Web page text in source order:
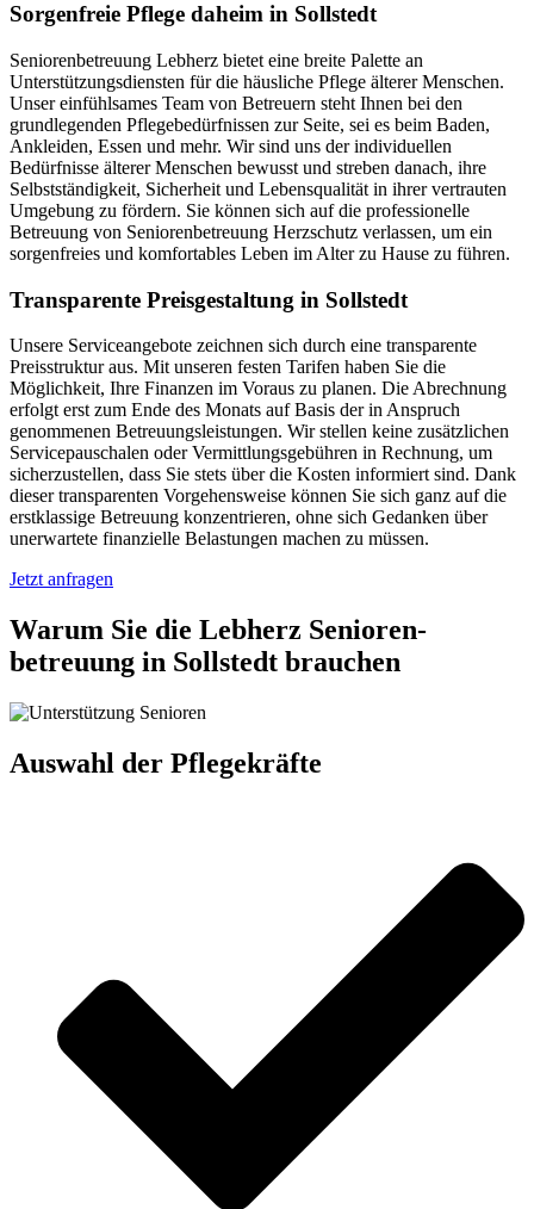
Sorgenfreie Pflege daheim in Sollstedt
Seniorenbetreuung Lebherz bietet eine breite Palette an
Unterstützungsdiensten für die häusliche Pflege älterer Menschen.
Unser einfühlsames Team von Betreuern steht Ihnen bei den
grundlegenden Pflegebedürfnissen zur Seite, sei es beim Baden,
Ankleiden, Essen und mehr. Wir sind uns der individuellen
Bedürfnisse älterer Menschen bewusst und streben danach, ihre
Selbstständigkeit, Sicherheit und Lebensqualität in ihrer vertrauten
Umgebung zu fördern. Sie können sich auf die professionelle
Betreuung von Seniorenbetreuung Herzschutz verlassen, um ein
sorgenfreies und komfortables Leben im Alter zu Hause zu führen.
Transparente Preisgestaltung in Sollstedt
Unsere Serviceangebote zeichnen sich durch eine transparente
Preisstruktur aus. Mit unseren festen Tarifen haben Sie die
Möglichkeit, Ihre Finanzen im Voraus zu planen. Die Abrechnung
erfolgt erst zum Ende des Monats auf Basis der in Anspruch
genommenen Betreuungsleistungen. Wir stellen keine zusätzlichen
Servicepauschalen oder Vermittlungsgebühren in Rechnung, um
sicherzustellen, dass Sie stets über die Kosten informiert sind. Dank
dieser transparenten Vorgehensweise können Sie sich ganz auf die
erstklassige Betreuung konzentrieren, ohne sich Gedanken über
unerwartete finanzielle Belastungen machen zu müssen.
Jetzt anfragen
Warum Sie die Lebherz Senioren­
betreuung in Sollstedt brauchen
Auswahl der Pflegekräfte